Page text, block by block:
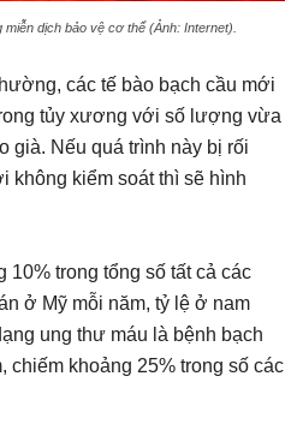
dịch bảo vệ cơ thể (Ảnh: Internet).
các tế bào bạch cầu mới
tủy xương với số lượng vừa
già. Nếu quá trình này bị rối
không kiểm soát thì sẽ hình
10% trong tổng số tất cả các
ở Mỹ mỗi năm, tỷ lệ ở nam
ung thư máu là bệnh bạch
chiếm khoảng 25% trong số các